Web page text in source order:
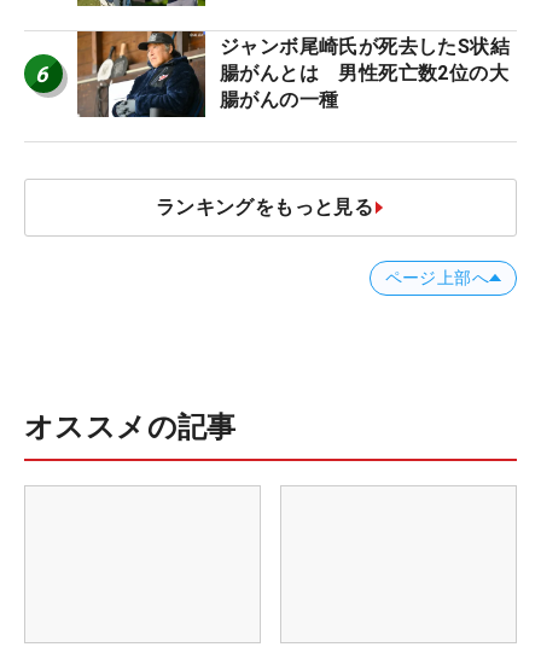
6
ジャンボ尾崎氏が死去したS状結
腸がんとは 男性死亡数2位の大
腸がんの一種
ランキングをもっと見る
ページ上部へ
オススメの記事